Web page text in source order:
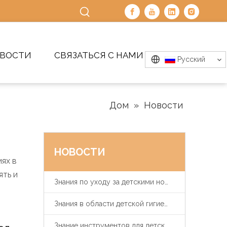
СВЯЗАТЬСЯ С НАМИ Pусский
Дом » Новости
в
и
НОВОСТИ